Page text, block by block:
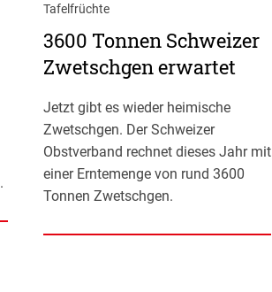
Tafelfrüchte
3600 Tonnen Schweizer
Zwetschgen erwartet
Jetzt gibt es wieder heimische
Zwetschgen. Der Schweizer
Obstverband rechnet dieses Jahr mit
einer Erntemenge von rund 3600
Tonnen Zwetschgen.